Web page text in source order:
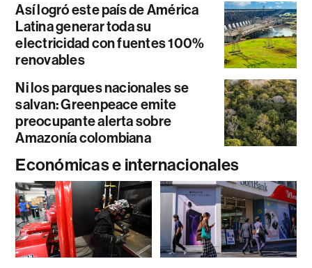
Así logró este país de América
Latina generar toda su
electricidad con fuentes 100%
renovables
Ni los parques nacionales se
salvan: Greenpeace emite
preocupante alerta sobre
Amazonía colombiana
Económicas e internacionales